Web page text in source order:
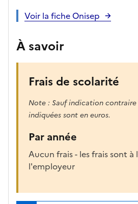
Voir la fiche Onisep
À savoir
Frais de scolarité
Note : Sauf indication contraire
indiquées sont en euros.
Par année
Aucun frais - les frais sont à
l'employeur